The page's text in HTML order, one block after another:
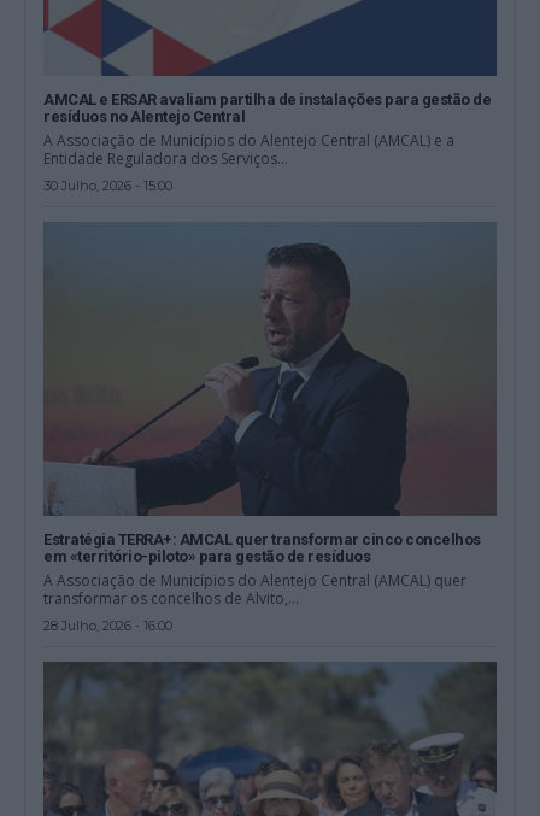
AMCAL e ERSAR avaliam partilha de instalações para gestão de
resíduos no Alentejo Central
A Associação de Municípios do Alentejo Central (AMCAL) e a
Entidade Reguladora dos Serviços...
30 Julho, 2026 - 15:00
Estratégia TERRA+: AMCAL quer transformar cinco concelhos
em «território-piloto» para gestão de resíduos
A Associação de Municípios do Alentejo Central (AMCAL) quer
transformar os concelhos de Alvito,...
28 Julho, 2026 - 16:00